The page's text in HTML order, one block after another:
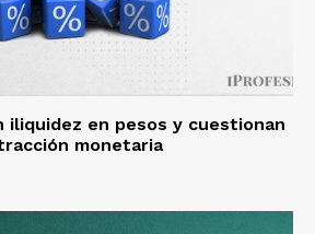
iliquidez en pesos y cuestionan
monetaria